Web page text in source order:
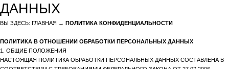
ДАННЫХ
ВЫ ЗДЕСЬ: ГЛАВНАЯ → ПОЛИТИКА КОНФИДЕНЦИАЛЬНОСТИ
ПОЛИТИКА В ОТНОШЕНИИ ОБРАБОТКИ ПЕРСОНАЛЬНЫХ ДАННЫХ
1. ОБЩИЕ ПОЛОЖЕНИЯ
НАСТОЯЩАЯ ПОЛИТИКА ОБРАБОТКИ ПЕРСОНАЛЬНЫХ ДАННЫХ СОСТАВЛЕНА В